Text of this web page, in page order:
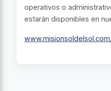
operativos o
estarán disponibles en